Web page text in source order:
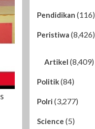
Pendidikan (116)
Peristiwa (8,426)
Artikel (8,409)
Politik(84)
Polri (3,277)
Science (5)